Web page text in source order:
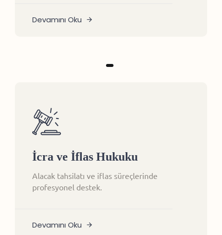
Devamını Oku
İcra ve İflas Hukuku
Alacak tahsilatı ve iflas süreçlerinde
profesyonel destek.
Devamını Oku